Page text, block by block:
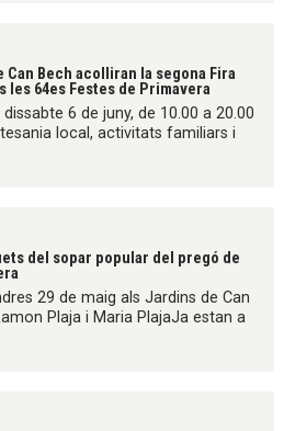
Can Bech acolliran la segona Fira
64es Festes de Primavera
6 de juny, de 10.00 a 20.00
local, activitats familiars i
del sopar popular del pregó de
29 de maig als Jardins de Can
Plaja i Maria PlajaJa estan a